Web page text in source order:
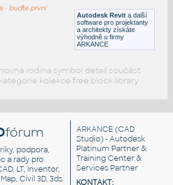
se zásuvkami
Autodesk Revit a další
software pro projektanty
a architekty získáte
výhodně u firmy
ARKANCE
- buďte první
rodina symbol detail součást
kolekce free block library
fórum
podpora,
a rady pro
LT, Inventor,
Civil 3D, 3ds
ARKANCE (CAD
Studio) - Autodesk
Platinum Partner &
Training Center &
Services Partner
KONTAKT: